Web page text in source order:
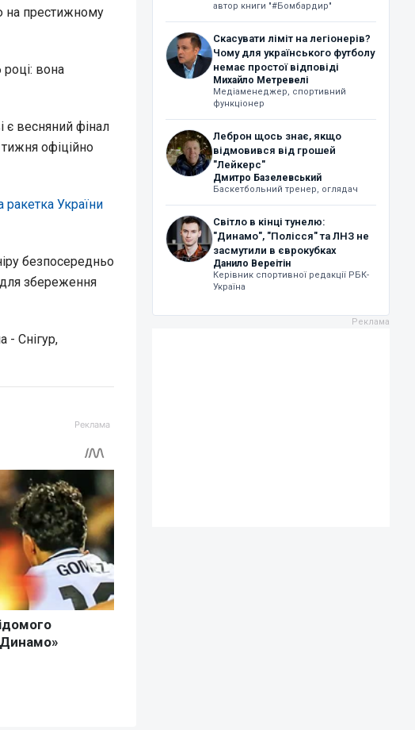
на престижному
вона
є весняний фінал
офіційно
ракетка України
безпосередньо
збереження
- Снігур,
автор книги "#Бомбардир"
Скасувати ліміт на легіонерів?
Чому для українського футболу
немає простої відповіді
Михайло Метревелі
Медіаменеджер, спортивний
функціонер
Леброн щось знає, якщо
відмовився від грошей
"Лейкерс"
Дмитро Базелевський
Баскетбольний тренер, оглядач
Світло в кінці тунелю:
"Динамо", "Полісся" та ЛНЗ не
засмутили в єврокубках
Данило Вереітін
Керівник спортивної редакції РБК-
Україна